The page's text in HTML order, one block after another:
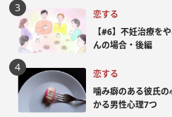
恋する
【#6】不妊治療を
んの場合・後編
恋する
噛み癖のある彼氏
かる男性心理7つ